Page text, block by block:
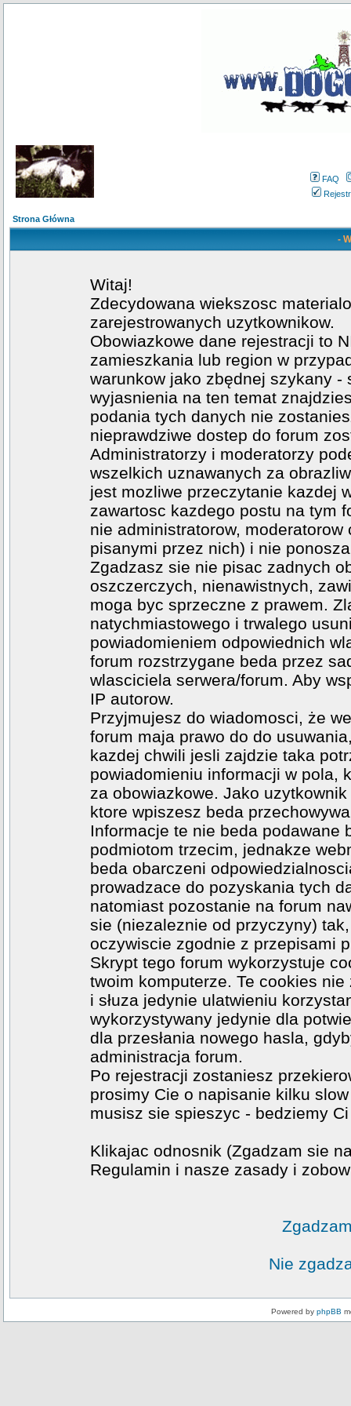
FAQ
Strona Główna
-
Witaj!
Zdecydowana wiekszosc
zarejestrowanych uzytkownikow.
Obowiazkowe dane rejestracji to
zamieszkania lub region w
warunkow jako zbędnej szykany
wyjasnienia na ten temat
podania tych danych nie
nieprawdziwe dostep do forum
Administratorzy i moderatorzy
wszelkich uznawanych za
jest mozliwe przeczytanie kazdej
zawartosc kazdego postu na tym
nie administratorow,
pisanymi przez nich) i nie
Zgadzasz sie nie pisac zadnych
oszczerczych, nienawistnych,
moga byc sprzeczne z prawem.
natychmiastowego i trwalego
powiadomieniem odpowiednich
forum rozstrzygane beda przez
wlasciciela serwera/forum. Aby
IP autorow.
Przyjmujesz do wiadomosci, że
forum maja prawo do do
kazdej chwili jesli zajdzie taka
powiadomieniu informacji w pola,
za obowiazkowe. Jako
ktore wpiszesz beda
Informacje te nie beda podawane
podmiotom trzecim, jednakze
beda obarczeni
prowadzace do pozyskania tych
natomiast pozostanie na forum
sie (niezaleznie od przyczyny)
oczywiscie zgodnie z przepisami
Skrypt tego forum wykorzystuje
twoim komputerze. Te cookies
i słuza jedynie ulatwieniu
wykorzystywany jedynie dla
dla przesłania nowego hasla,
administracja forum.
Po rejestracji zostaniesz
prosimy Cie o napisanie kilku
musisz sie spieszyc - bedziemy
Klikajac odnosnik (Zgadzam sie
Regulamin i nasze zasady i
Nie
Powered by phpBB